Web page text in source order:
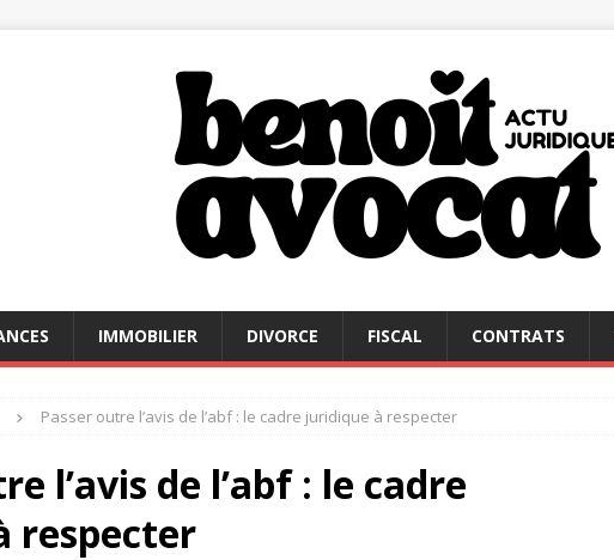
IMMOBILIER DIVORCE FISCAL CONTRATS
Passer outre l’avis de l’abf : le cadre juridique à respecter
l’avis de l’abf : le cadre
respecter